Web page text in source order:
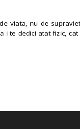
viata, nu de
i te dedici atat fizic,